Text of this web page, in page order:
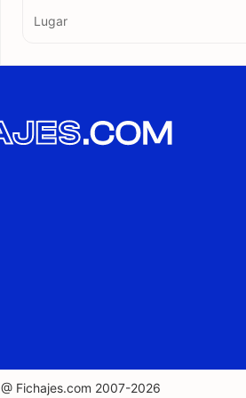
Lugar
@ Fichajes.com 2007-2026